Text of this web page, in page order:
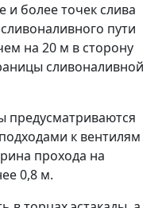
и более точек слива
пути
на 20 м в сторону
сливоналивной
предусматриваются
к вентилям
прохода на
0,8 м.